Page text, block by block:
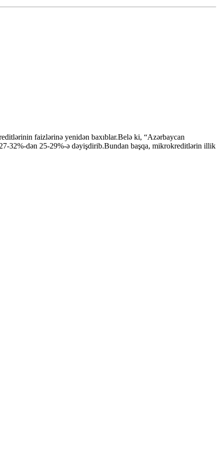
faizlərinə yenidən baxıblar.Belə ki, “Azərbaycan
32%-dən 25-29%-ə dəyişdirib.Bundan başqa, mikrokreditlərin illik